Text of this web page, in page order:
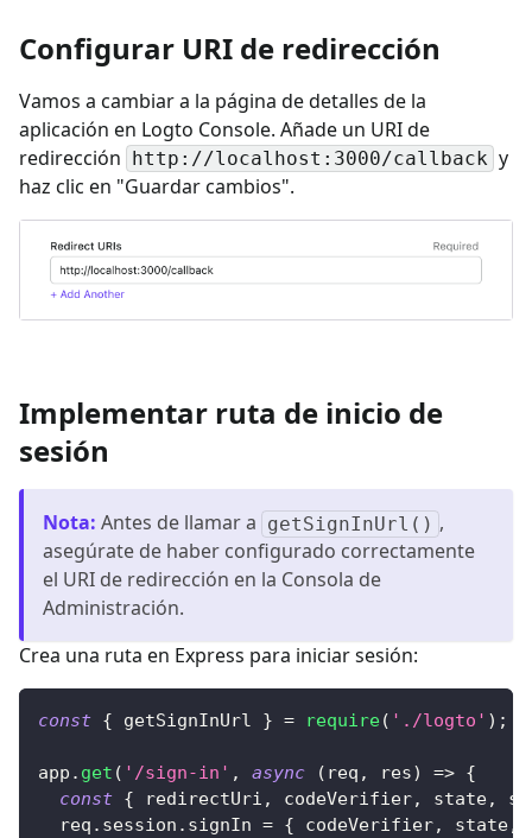
Configurar URI de redirección
Vamos a cambiar a la página de detalles de la
aplicación en Logto Console. Añade un URI de
redirección
http://localhost:3000/callback y
haz clic en "Guardar cambios".
Implementar ruta de inicio de
sesión
Nota: Antes de llamar a getSignInUrl() ,
asegúrate de haber configurado correctamente
el URI de redirección en la Consola de
Administración.
Crea una ruta en Express para iniciar sesión:
const { getSignInUrl } = require( './logto' ) ;
app . get ( '/sign-in' , async ( req , res) => {
const { redirectUri , codeVerifier, state,
  req
. session . signIn = { codeVerifier, state,